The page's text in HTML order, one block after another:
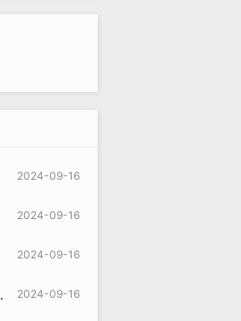
2024-09-16
2024-09-16
2024-09-16
2024-09-16